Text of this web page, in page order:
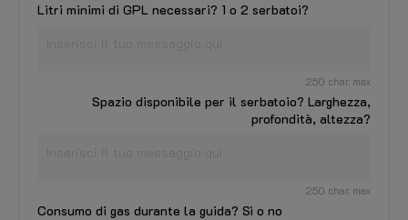
Litri minimi di GPL necessari? 1 o 2 serbatoi?
250 char. max
Spazio disponibile per il serbatoio? Larghezza,
profondità, altezza?
250 char. max
Consumo di gas durante la guida? Sì o no